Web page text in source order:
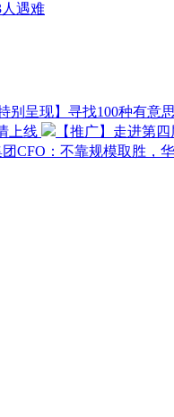
遇难
特别呈现】寻找100种有意
上线
【推广】走进第
团CFO：不靠规模取胜，